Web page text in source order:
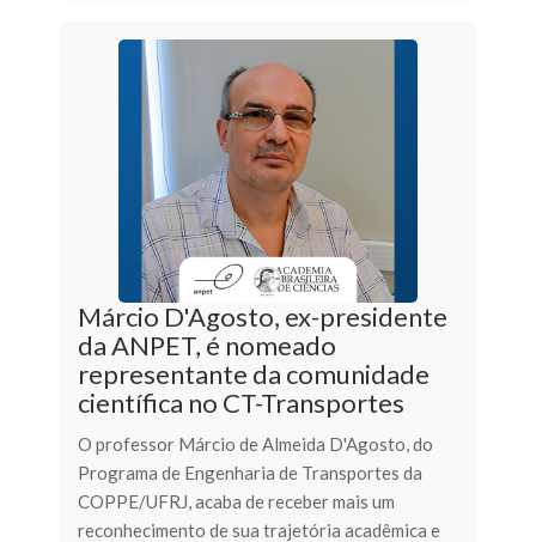
Márcio D'Agosto, ex-presidente
da ANPET, é nomeado
representante da comunidade
científica no CT-Transportes
O professor Márcio de Almeida D'Agosto, do
Programa de Engenharia de Transportes da
COPPE/UFRJ, acaba de receber mais um
reconhecimento de sua trajetória acadêmica e